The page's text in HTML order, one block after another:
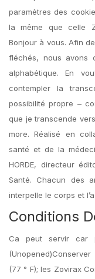
paramètres des
la même que celle
Bonjour à vous. Afin
fléchés, nous avons
alphabétique. En
contempler la
possibilité propre –
que je transcende
more. Réalisé en
santé et de la
HORDE, directeur
Santé. Chacun des
interpelle le corps et
Conditions
Ca peut servir car
(77 ° F); les Zovirax